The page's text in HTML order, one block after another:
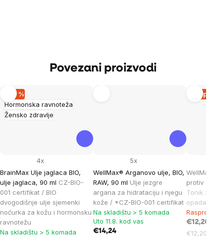
Povezani proizvodi
Hormonska ravnoteža
Žensko zdravlje
–20 %
BrainMax Ulje jaglaca BIO,
ulje jaglaca, 90 ml CZ-BIO-
001 certifikat / BIO
dvogodišnje ulje sjemenki
noćurka za kožu i hormonsku
ravnotežu
4x
Na skladištu > 5 komada
WellMax® Arganovo ulje, BIO,
RAW, 90 ml Ulje jezgre
argana za hidrataciju i njegu
kože / *CZ-BIO-001 certifikat
5x
Na skladištu > 5 komada
Uto 11.8. kod vas
€14,24
WellMax®
protiv
Tonik za
opadanja
€12,20
Cijena
€12,20 /